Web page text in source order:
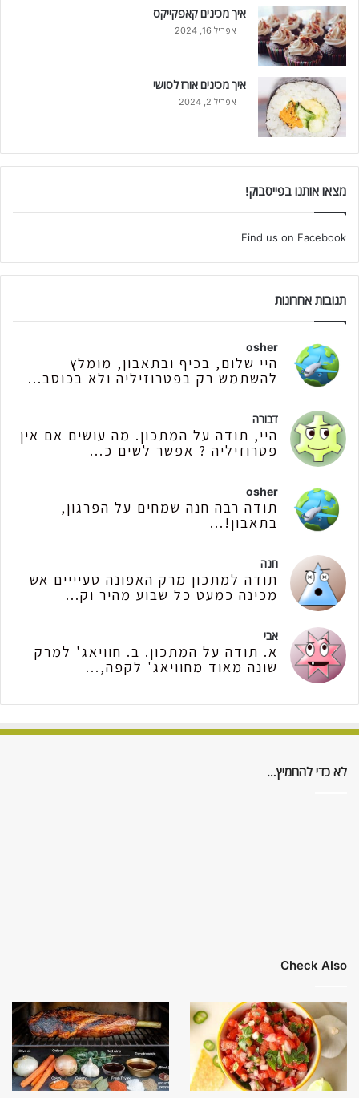
איך מכינים קאפקייקס
אפריל 16, 2024
איך מכינים אורז לסושי
אפריל 2, 2024
מצאו אותנו בפייסבוק!
Find us on Facebook
תגובות אחרונות
osher
היי שלום, בכיף ובתאבון, מומלץ
להשתמש רק בפטרוזיליה ולא בכוסב...
דבורה
היי, תודה על המתכון. מה עושים אם אין
פטרוזיליה ? אפשר לשים כ...
osher
תודה רבה חנה שמחים על הפרגון,
בתאבון!...
חנה
תודה למתכון מרק האפונה טעיייים אש
מכינה כמעט כל שבוע מהיר וק...
אבי
א. תודה על המתכון. ב. חוויאג' למרק
שונה מאוד מחוויאג' לקפה,...
לא כדי להחמיץ…
Check Also